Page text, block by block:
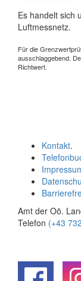
Es handelt sich
Luftmessnetz.
Für die
ausschlaggebend.
Richtwert.
Kontakt.
Amt der Oö.
Telefon (+43